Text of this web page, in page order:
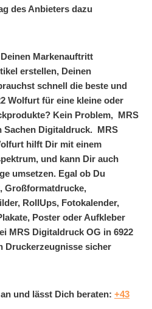
des Anbieters dazu
Markenauftritt
erstellen, Deinen
schnell die beste und
Wolfurt für eine kleine oder
Kein Problem, MRS
Digitaldruck. MRS
hilft Dir mit einem
und kann Dir auch
umsetzen. Egal ob Du
Großformatdrucke,
RollUps, Fotokalender,
Poster oder Aufkleber
MRS Digitaldruck OG in 6922
Druckerzeugnisse sicher
und lässt Dich beraten: +43